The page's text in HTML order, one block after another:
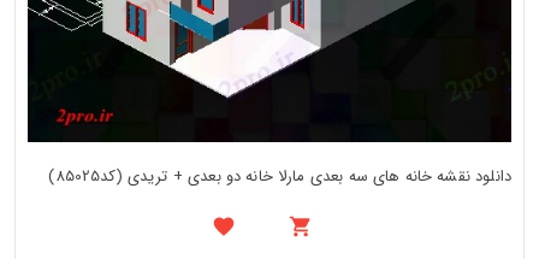
دانلود نقشه خانه های سه بعدی مارلا خانه دو بعدی + تریدی (کد85025)